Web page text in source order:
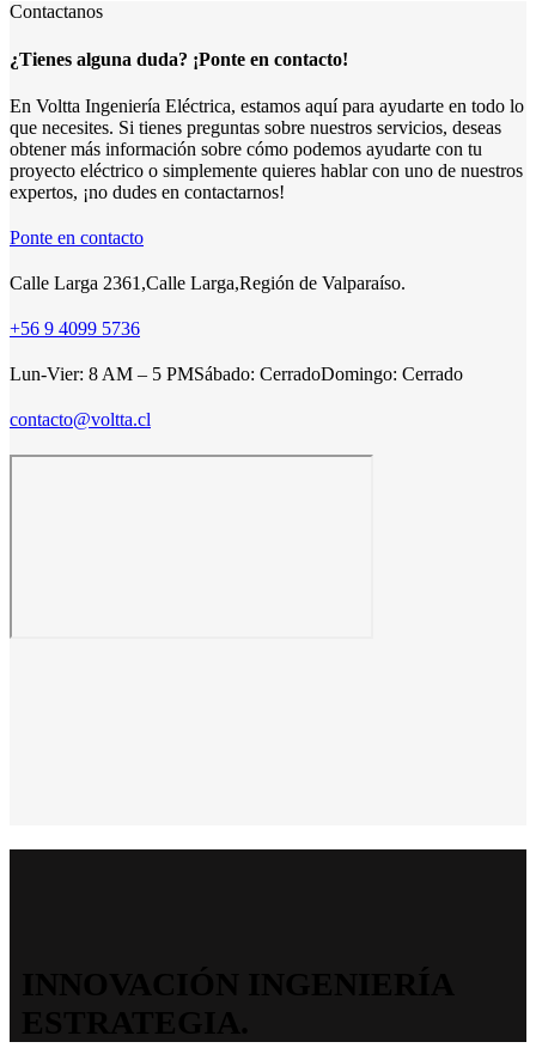
Contactanos
¿Tienes alguna duda? ¡Ponte en contacto!
En Voltta Ingeniería Eléctrica, estamos aquí para ayudarte en todo lo
que necesites. Si tienes preguntas sobre nuestros servicios, deseas
obtener más información sobre cómo podemos ayudarte con tu
proyecto eléctrico o simplemente quieres hablar con uno de nuestros
expertos, ¡no dudes en contactarnos!
Ponte en contacto
Calle Larga 2361,Calle Larga,Región de Valparaíso.
+56 9 4099 5736
Lun-Vier: 8 AM – 5 PMSábado: CerradoDomingo: Cerrado
contacto@voltta.cl